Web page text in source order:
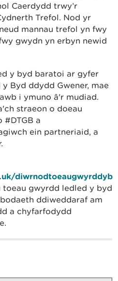
Caerdydd trwy’r
Trefol. Nod yr
mannau trefol yn fwy
gwydn yn erbyn newid
y byd baratoi ar gyfer
Byd ddydd Gwener, mae
i ymuno â'r mudiad.
straeon o doeau
a
ein partneriaid, a
diwrnodtoeaugwyrddyb
gwyrdd ledled y byd
ddiweddaraf am
a chyfarfodydd